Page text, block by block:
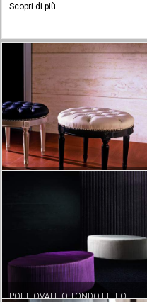
Scopri di più
Pouf stile Luigi XVI in legno
massello di faggio rivestimento in
pelle capitonè imbottitura con
molle e cinghie.
POUF OVALE O TONDO ELLEO